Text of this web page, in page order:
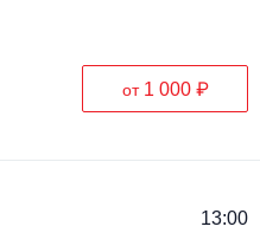
от 1 000 ₽
13:00